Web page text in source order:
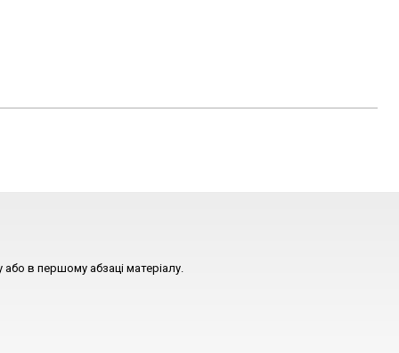
в першому абзаці матеріалу.